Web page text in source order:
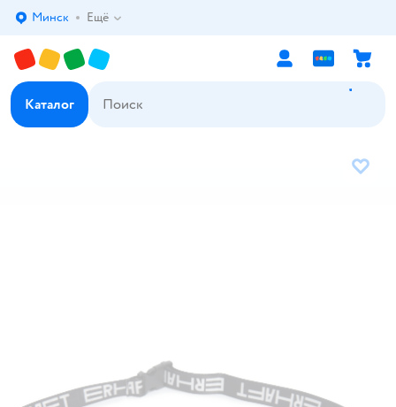
Выбор адреса доставки.
Минск Ещё
Каталог
В